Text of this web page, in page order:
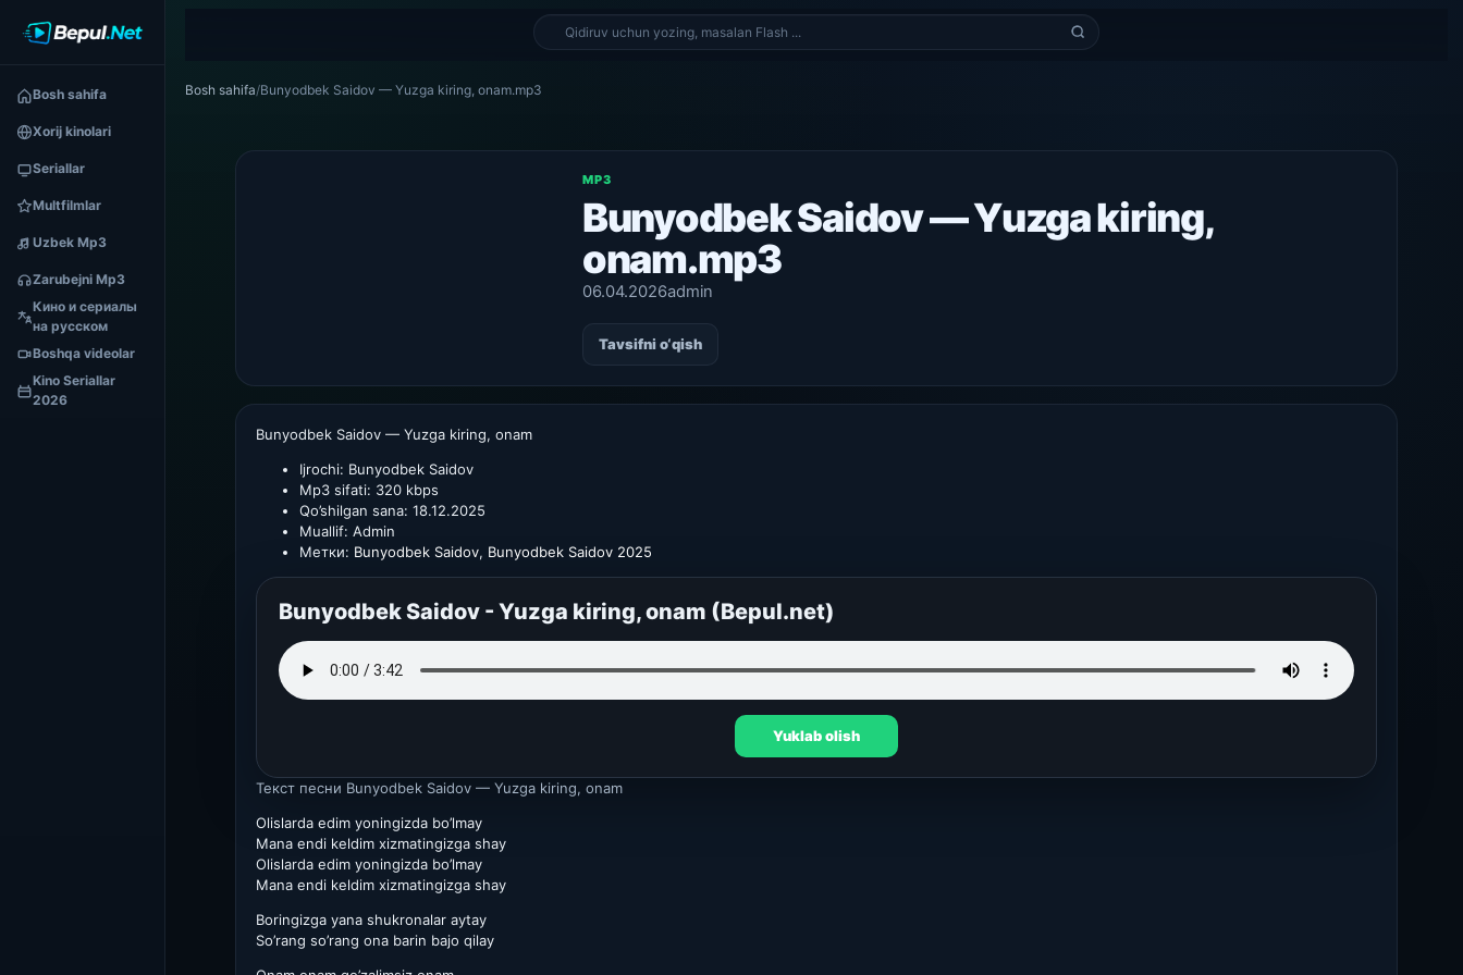
Bosh sahifa
Xorij kinolari
Seriallar
Multfilmlar
Uzbek Mp3
Zarubejni Mp3
Кино и сериалы
на русском
Boshqa videolar
Kino Seriallar
2026
Bosh sahifa/Bunyodbek Saidov — Yuzga kiring, onam.mp3
MP3
Bunyodbek Saidov — Yuzga kiring,
onam.mp3
06.04.2026admin
Tavsifni o‘qish
Bunyodbek Saidov — Yuzga kiring, onam
Ijrochi: Bunyodbek Saidov
Mp3 sifati: 320 kbps
Qo’shilgan sana: 18.12.2025
Muallif: Admin
Метки: Bunyodbek Saidov, Bunyodbek Saidov 2025
Bunyodbek Saidov - Yuzga kiring, onam (Bepul.net)
Yuklab olish
Текст песни Bunyodbek Saidov — Yuzga kiring, onam
Olislarda edim yoningizda bo’lmay
Mana endi keldim xizmatingizga shay
Olislarda edim yoningizda bo’lmay
Mana endi keldim xizmatingizga shay
Boringizga yana shukronalar aytay
So’rang so’rang ona barin bajo qilay